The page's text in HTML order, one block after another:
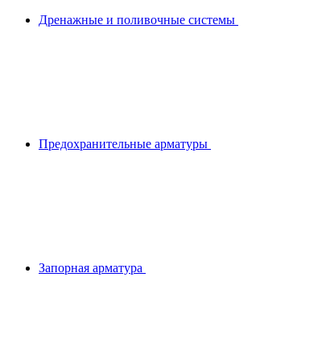
Дренажные и поливочные системы
Предохранительные арматуры
Запорная арматура